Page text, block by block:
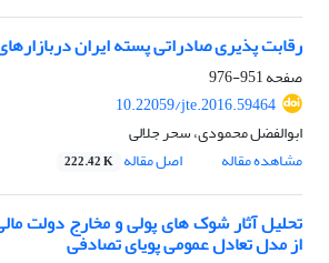
رقابت پذیری صادراتی پسته ایران
صفحه951-976
10.22059/jte.2016.59464
ابوالفضل محمودی، سحر جلالی
مشاهده مقاله
اصل مقاله 222.42 K
تحلیل آثار شوک های پولی و مخارج دولت
از مدل تعادل عمومی پویای تصادفی